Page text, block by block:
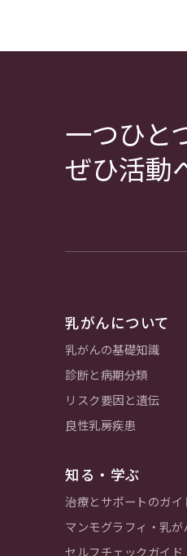
一つひと
ぜひ活動
乳がんについて
乳がんの基礎知識
診断と病期分類
リスク要因と遺伝
良性乳房疾患
知る・学ぶ
治療とサポートのガイ
マンモグラフィ・乳が
セルフチェックガイド